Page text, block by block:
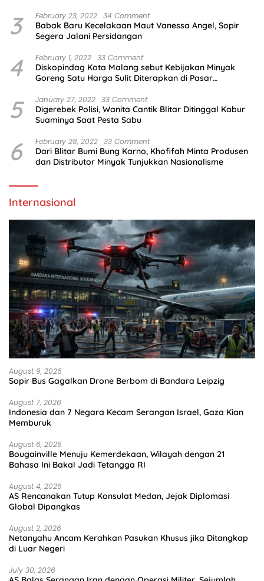
3 February 23, 2022 34 Comment
Babak Baru Kecelakaan Maut Vanessa Angel, Sopir
Segera Jalani Persidangan
4 February 1, 2022 33 Comment
Diskopindag Kota Malang sebut Kebijakan Minyak
Goreng Satu Harga Sulit Diterapkan di Pasar
5 January 27, 2022 33 Comment
Digerebek Polisi, Wanita Cantik Blitar Ditinggal Kabur
Suaminya Saat Pesta Sabu
6 February 28, 2022 33 Comment
Dari Blitar Bumi Bung Karno, Khofifah Minta Produsen
dan Distributor Minyak Tunjukkan Nasionalisme
Internasional
August 9, 2026
Sopir Bus Gagalkan Drone Berbom di Bandara Leipzig
August 7, 2026
Indonesia dan 7 Negara Kecam Serangan Israel, Gaza Kian
Memburuk
August 6, 2026
Bougainville Menuju Kemerdekaan, Wilayah dengan 21
Bahasa Ini Bakal Jadi Tetangga RI
August 4, 2026
AS Rencanakan Tutup Konsulat Medan, Jejak Diplomasi
Global Dipangkas
August 2, 2026
Netanyahu Ancam Kerahkan Pasukan Khusus jika Ditangkap
di Luar Negeri
July 30, 2026